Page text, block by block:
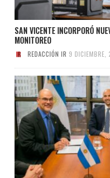
SAN VICENTE INCORPORÓ
MONITOREO
REDACCIÓN IR 9